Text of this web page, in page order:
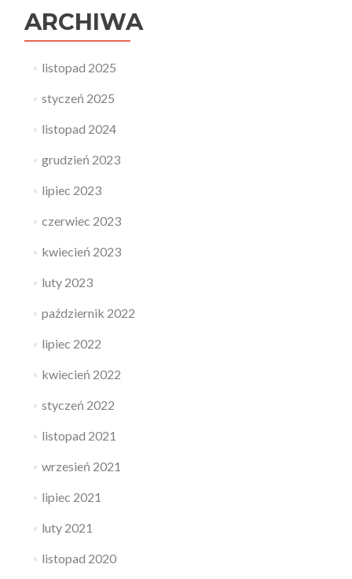
ARCHIWA
listopad 2025
styczeń 2025
listopad 2024
grudzień 2023
lipiec 2023
czerwiec 2023
kwiecień 2023
luty 2023
październik 2022
lipiec 2022
kwiecień 2022
styczeń 2022
listopad 2021
wrzesień 2021
lipiec 2021
luty 2021
listopad 2020